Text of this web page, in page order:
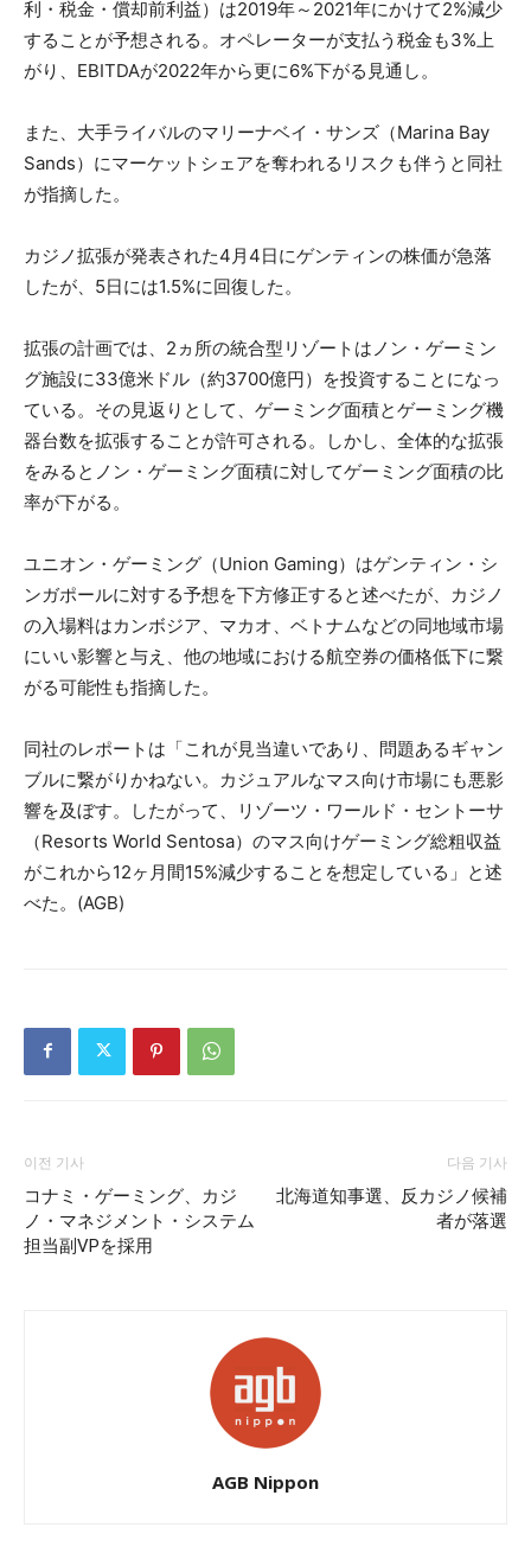
利・税金・償却前利益）は2019年～2021年にかけて2%減少
することが予想される。オペレーターが支払う税金も3%上
がり、EBITDAが2022年から更に6%下がる見通し。
また、大手ライバルのマリーナベイ・サンズ（Marina Bay
Sands）にマーケットシェアを奪われるリスクも伴うと同社
が指摘した。
カジノ拡張が発表された4月4日にゲンティンの株価が急落
したが、5日には1.5%に回復した。
拡張の計画では、2ヵ所の統合型リゾートはノン・ゲーミン
グ施設に33億米ドル（約3700億円）を投資することになっ
ている。その見返りとして、ゲーミング面積とゲーミング機
器台数を拡張することが許可される。しかし、全体的な拡張
をみるとノン・ゲーミング面積に対してゲーミング面積の比
率が下がる。
ユニオン・ゲーミング（Union Gaming）はゲンティン・シ
ンガポールに対する予想を下方修正すると述べたが、カジノ
の入場料はカンボジア、マカオ、ベトナムなどの同地域市場
にいい影響と与え、他の地域における航空券の価格低下に繋
がる可能性も指摘した。
同社のレポートは「これが見当違いであり、問題あるギャン
ブルに繋がりかねない。カジュアルなマス向け市場にも悪影
響を及ぼす。したがって、リゾーツ・ワールド・セントーサ
（Resorts World Sentosa）のマス向けゲーミング総粗収益
がこれから12ヶ月間15%減少することを想定している」と述
べた。(AGB)
이전 기사
コナミ・ゲーミング、カジ
ノ・マネジメント・システム
担当副VPを採用
다음 기사
北海道知事選、反カジノ候補
者が落選
AGB Nippon